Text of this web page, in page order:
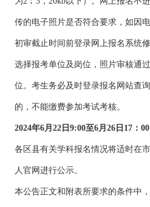
传的电子照片是否符合要求，如因
初审截止时间前登录网上报名系统
选择报考单位及岗位，照片审核通
位。考生务必及时登录报名网站查
的，不能缴费参加考试考核。
2024年6月22日9:00至6月26日17：00
各区县有关学科报名情况将适时在
人官网进行公示。
本公告正文和附表所要求的条件中，